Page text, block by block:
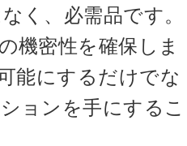
く、必需品です。
機密性を確保しま
能にするだけでな
ョンを手にするこ